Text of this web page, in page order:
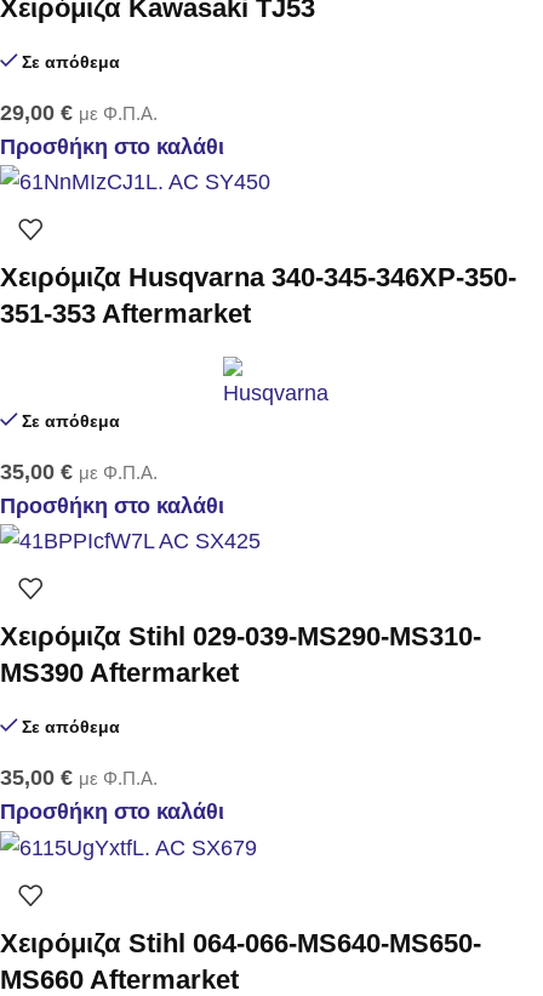
Χειρόμιζα Kawasaki TJ53
Σε απόθεμα
29,00 € με Φ.Π.Α.
Προσθήκη στο καλάθι
Χειρόμιζα Husqvarna 340-345-346XP-350-
351-353 Aftermarket
Σε απόθεμα
35,00 € με Φ.Π.Α.
Προσθήκη στο καλάθι
Χειρόμιζα Stihl 029-039-MS290-MS310-
MS390 Aftermarket
Σε απόθεμα
35,00 € με Φ.Π.Α.
Προσθήκη στο καλάθι
Χειρόμιζα Stihl 064-066-MS640-MS650-
MS660 Aftermarket